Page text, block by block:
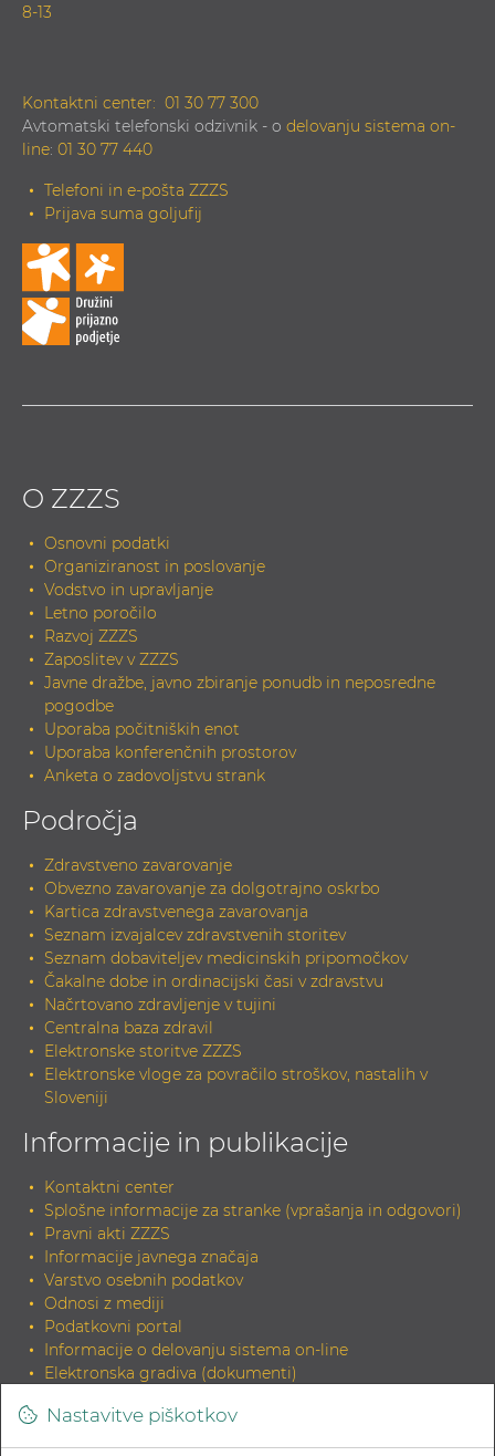
8-13
Kontaktni center: 01 30 77 300
Avtomatski telefonski odzivnik - o delovanju sistema on-
line: 01 30 77 440
Telefoni in e-pošta ZZZS
Prijava suma goljufij
O ZZZS
Osnovni podatki
Organiziranost in poslovanje
Vodstvo in upravljanje
Letno poročilo
Razvoj ZZZS
Zaposlitev v ZZZS
Javne dražbe, javno zbiranje ponudb in neposredne
pogodbe
Uporaba počitniških enot
Uporaba konferenčnih prostorov
Anketa o zadovoljstvu strank
Področja
Zdravstveno zavarovanje
Obvezno zavarovanje za dolgotrajno oskrbo
Kartica zdravstvenega zavarovanja
Seznam izvajalcev zdravstvenih storitev
Seznam dobaviteljev medicinskih pripomočkov
Čakalne dobe in ordinacijski časi v zdravstvu
Načrtovano zdravljenje v tujini
Centralna baza zdravil
Elektronske storitve ZZZS
Elektronske vloge za povračilo stroškov, nastalih v
Sloveniji
Informacije in publikacije
Kontaktni center
Splošne informacije za stranke (vprašanja in odgovori)
Pravni akti ZZZS
Informacije javnega značaja
Varstvo osebnih podatkov
Odnosi z mediji
Podatkovni portal
Informacije o delovanju sistema on-line
Elektronska gradiva (dokumenti)
INDOK knjižnica
Zahteva za elektronski izvirnik dokumenta in potrditev
Nastavitve piškotkov